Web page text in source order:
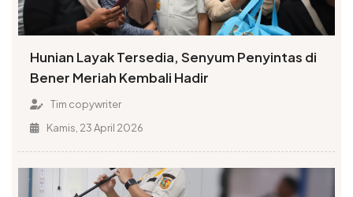
Hunian Layak Tersedia, Senyum Penyintas di
Bener Meriah Kembali Hadir
Tim copywriter
Kamis, 23 April 2026